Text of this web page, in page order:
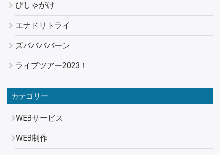
びしゃがけ
エナドリトライ
ズババババーン
ライブツアー2023！
カテゴリー
WEBサービス
WEB制作